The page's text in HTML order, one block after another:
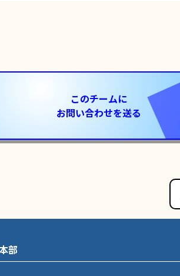
このチームに
お問い合わせを送る
部